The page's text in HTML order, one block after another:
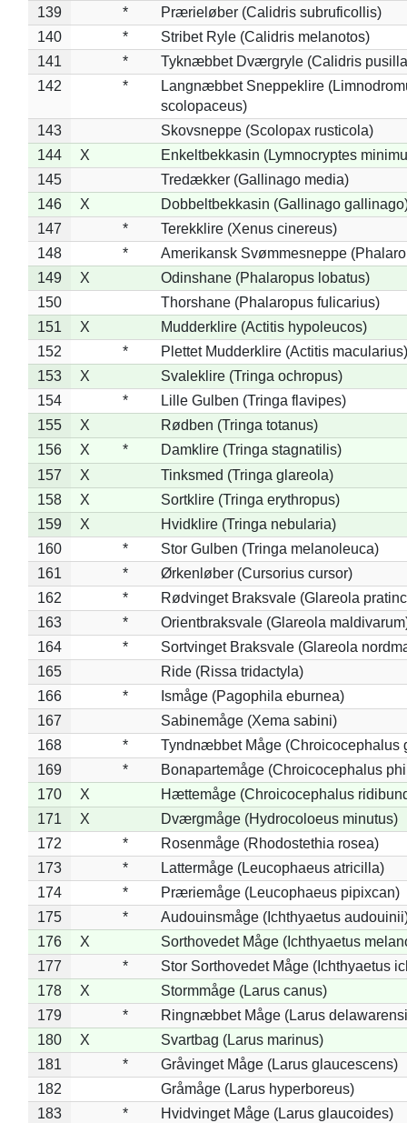
139
*
Prærieløber (Calidris subruficollis)
140
*
Stribet Ryle (Calidris melanotos)
141
*
Tyknæbbet Dværgryle (Calidris
142
*
Langnæbbet Sneppeklire
scolopaceus)
143
Skovsneppe (Scolopax rusticola)
144
X
Enkeltbekkasin (Lymnocryptes
145
Tredækker (Gallinago media)
146
X
Dobbeltbekkasin (Gallinago
147
*
Terekklire (Xenus cinereus)
148
*
Amerikansk Svømmesneppe
149
X
Odinshane (Phalaropus lobatus)
150
Thorshane (Phalaropus fulicarius)
151
X
Mudderklire (Actitis hypoleucos)
152
*
Plettet Mudderklire (Actitis macularius)
153
X
Svaleklire (Tringa ochropus)
154
*
Lille Gulben (Tringa flavipes)
155
X
Rødben (Tringa totanus)
156
X *
Damklire (Tringa stagnatilis)
157
X
Tinksmed (Tringa glareola)
158
X
Sortklire (Tringa erythropus)
159
X
Hvidklire (Tringa nebularia)
160
*
Stor Gulben (Tringa melanoleuca)
161
*
Ørkenløber (Cursorius cursor)
162
*
Rødvinget Braksvale (Glareola
163
*
Orientbraksvale (Glareola
164
*
Sortvinget Braksvale (Glareola
165
Ride (Rissa tridactyla)
166
*
Ismåge (Pagophila eburnea)
167
Sabinemåge (Xema sabini)
168
*
Tyndnæbbet Måge (Chroicocephalus
169
*
Bonapartemåge (Chroicocephalus
170
X
Hættemåge (Chroicocephalus
171
X
Dværgmåge (Hydrocoloeus minutus)
172
*
Rosenmåge (Rhodostethia rosea)
173
*
Lattermåge (Leucophaeus atricilla)
174
*
Præriemåge (Leucophaeus pipixcan)
175
*
Audouinsmåge (Ichthyaetus
176
X
Sorthovedet Måge (Ichthyaetus
177
*
Stor Sorthovedet Måge (Ichthyaetus
178
X
Stormmåge (Larus canus)
179
*
Ringnæbbet Måge (Larus
180
X
Svartbag (Larus marinus)
181
*
Gråvinget Måge (Larus glaucescens)
182
Gråmåge (Larus hyperboreus)
183
*
Hvidvinget Måge (Larus glaucoides)